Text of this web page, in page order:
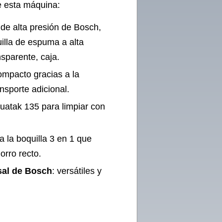
esta máquina:
alta presión de Bosch,
de espuma a alta
caja.
gracias a la
adicional.
135 para limpiar con
la boquilla 3 en 1 que
recto.
de Bosch: versátiles y